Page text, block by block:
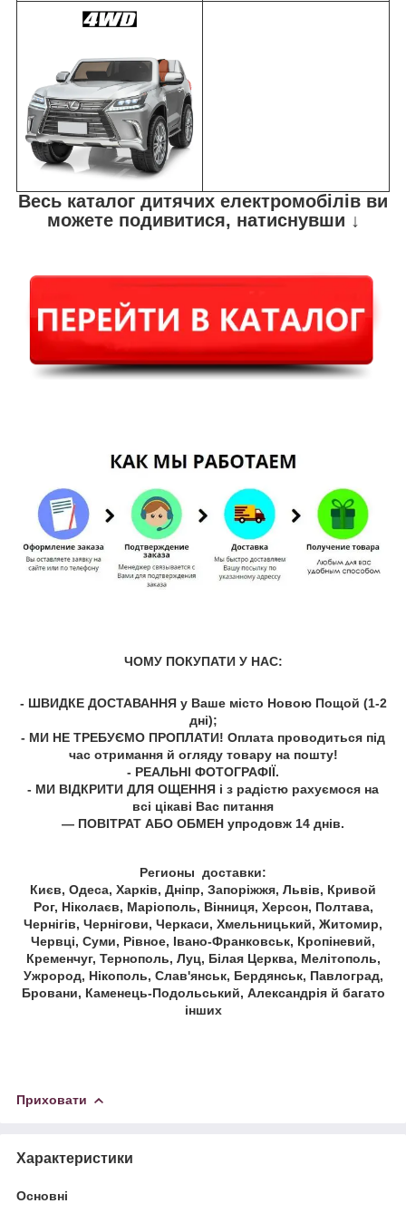
Весь каталог дитячих електромобілів ви
можете подивитися, натиснувши ↓
ЧОМУ ПОКУПАТИ У НАС:
- ШВИДКЕ ДОСТАВАННЯ у Ваше місто Новою Пощой (1-2
дні);
- МИ НЕ ТРЕБУЄМО ПРОПЛАТИ! Оплата проводиться під
час отримання й огляду товару на пошту!
- РЕАЛЬНІ ФОТОГРАФІЇ.
- МИ ВІДКРИТИ ДЛЯ ОЩЕННЯ і з радістю рахуємося на
всі цікаві Вас питання
— ПОВІТРАТ АБО ОБМЕН упродовж 14 днів.
Регионы доставки:
Києв, Одеса, Харків, Дніпр, Запоріжжя, Львів, Кривой
Рог, Ніколаєв, Маріополь, Вінниця, Херсон, Полтава,
Чернігів, Чернігови, Черкаси, Хмельницький, Житомир,
Червці, Суми, Рівное, Івано-Франковськ, Кропіневий,
Кременчуг, Тернополь, Луц, Білая Церква, Мелітополь,
Ужрород, Нікополь, Слав'янськ, Бердянськ, Павлоград,
Бровани, Каменець-Подольський, Александрія й багато
інших
Приховати
Характеристики
Основні